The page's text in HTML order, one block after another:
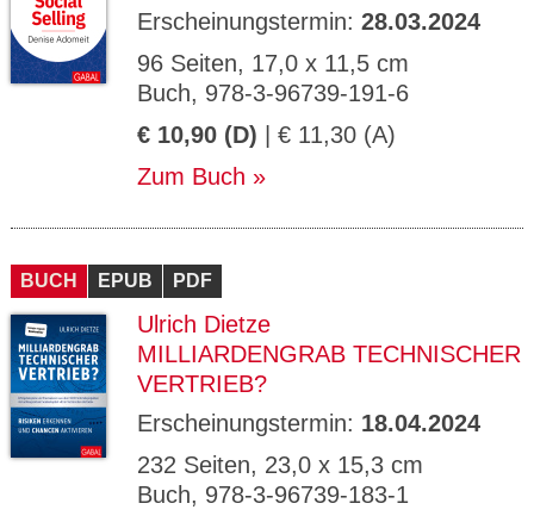
Erscheinungstermin: 28.03.2024
96 Seiten, 17,0 x 11,5 cm
Buch, 978-3-96739-191-6
€ 10,90 (D) | € 11,30 (A)
Zum Buch
BUCH EPUB PDF
Ulrich Dietze
MILLIARDENGRAB TECHNISCHER
VERTRIEB?
Erscheinungstermin: 18.04.2024
232 Seiten, 23,0 x 15,3 cm
Buch, 978-3-96739-183-1